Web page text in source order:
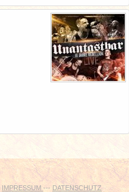
IMPRESSUM --- DATENSCHUTZ